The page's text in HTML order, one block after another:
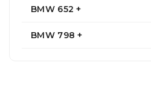
BMW 652 +
BMW 798 +